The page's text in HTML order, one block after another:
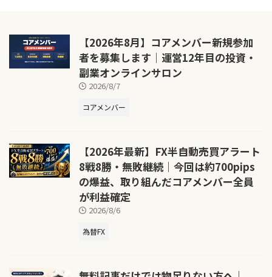
【2026年8月】コアメンバー新規参加
者を募集します｜運営12年目の投資・
副業オンラインサロン
2026/8/7
コアメンバー
【2026年最新】FX半自動売買アラート
8戦8勝・無敗継続｜今回は約700pips
の爆益、取り組んだコアメンバー全員
が利益確定
2026/8/6
為替FX